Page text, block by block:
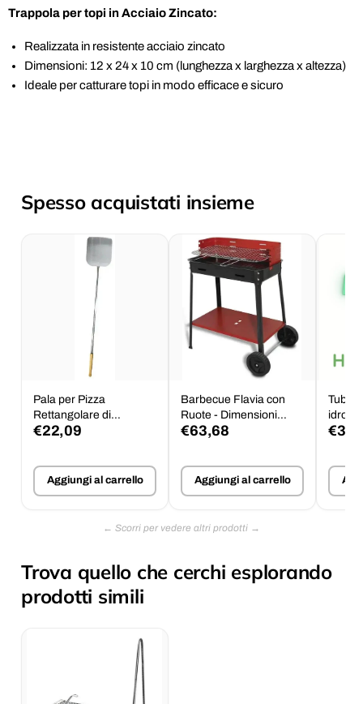
Trappola per topi in Acciaio Zincato:
Realizzata in resistente acciaio zincato
Dimensioni: 12 x 24 x 10 cm (lunghezza x larghezza x altezza)
Ideale per catturare topi in modo efficace e sicuro
Spesso acquistati insieme
Pala per Pizza
Rettangolare di
dimensioni 33x29x170h
€22,09
Aggiungi al carrello
Barbecue Flavia con
Ruote - Dimensioni
50x35x80h
€63,68
Aggiungi al carrello
Tubo
Trova quello che cerchi esplorando
prodotti simili